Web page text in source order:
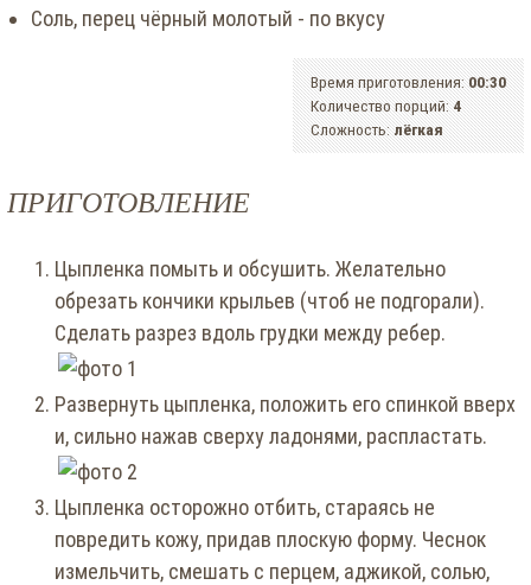
Соль, перец чёрный молотый - по вкусу
Время приготовления:00:30
Количество порций:4
Сложность:лёгкая
ПРИГОТОВЛЕНИЕ
Цыпленка помыть и обсушить. Желательно
обрезать кончики крыльев (чтоб не подгорали).
Сделать разрез вдоль грудки между ребер.
Развернуть цыпленка, положить его спинкой вверх
и, сильно нажав сверху ладонями, распластать.
Цыпленка осторожно отбить, стараясь не
повредить кожу, придав плоскую форму. Чеснок
измельчить, смешать с перцем, аджикой, солью,